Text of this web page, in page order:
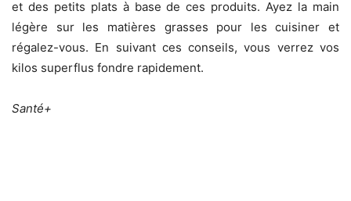
et des petits plats à base de ces produits. Ayez la main
légère sur les matières grasses pour les cuisiner et
régalez-vous. En suivant ces conseils, vous verrez vos
kilos superflus fondre rapidement.
Santé+